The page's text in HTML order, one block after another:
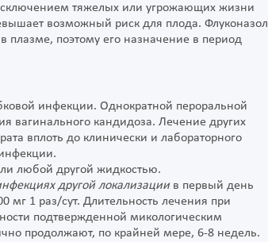
тяжелых или угрожающих жизни
возможный риск для плода. Флуконазол
плазме, поэтому его назначение в период
инфекции. Однократной пероральной
вагинального кандидоза. Лечение других
вплоть до клинически и лабораторного
любой другой жидкостью.
другой локализации в первый день
мг 1 раз/сут. Длительность лечения при
подтвержденной микологическим
продолжают, по крайней мере, 6-8 недель.